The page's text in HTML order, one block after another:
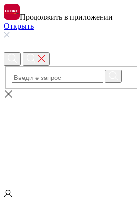
Продолжить в приложении
Открыть